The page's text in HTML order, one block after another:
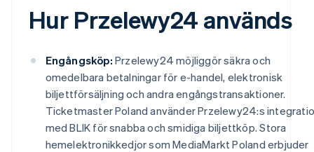
Hur Przelewy24 används
Engångsköp: Przelewy24 möjliggör säkra och
omedelbara betalningar för e-handel, elektronisk
biljettförsäljning och andra engångstransaktioner.
Ticketmaster Poland använder Przelewy24:s
med BLIK för snabba och smidiga biljettköp. Stora
hemelektronikkedjor som MediaMarkt Poland erbjuder